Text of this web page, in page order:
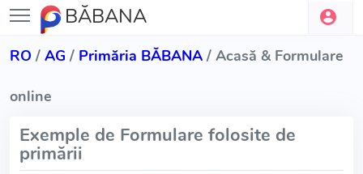
BĂBANA
RO / AG / Primăria BĂBANA / Acasă & Formulare
online
Exemple de Formulare folosite de
primării